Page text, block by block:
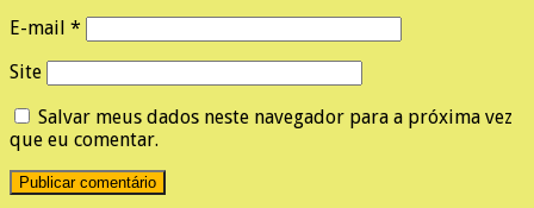
E-mail *
Site
Salvar meus dados neste navegador para a próxima vez
que eu comentar.